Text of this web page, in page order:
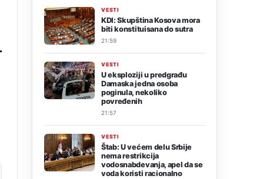
VESTI
KDI: Skupština Kosova mora
biti konstituisana do sutra
21:59
VESTI
U eksploziji u predgrađu
Damaska jedna osoba
poginula, nekoliko
povređenih
21:57
VESTI
Štab: U većem delu Srbije
nema restrikcija
vodosnabdevanja, apel da se
voda koristi racionalno